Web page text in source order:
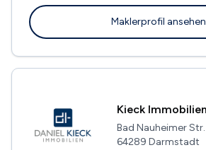
Maklerprofil ansehen
Kieck
Bad Nauheimer
64289 Darmstadt